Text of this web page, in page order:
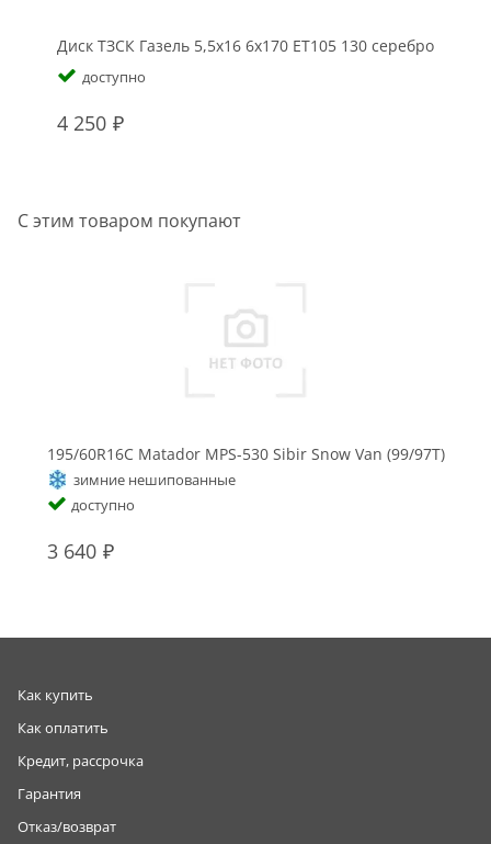
Диск ТЗСК Газель 5,5x16 6x170 ET105 130 серебро
доступно
4 250
С этим товаром покупают
195/60R16C Matador MPS-530 Sibir Snow Van (99/97T)
зимние нешипованные
доступно
3 640
Как купить
Как оплатить
Кредит, рассрочка
Гарантия
Отказ/возврат